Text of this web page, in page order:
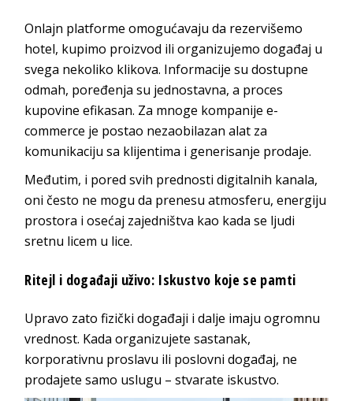
Onlajn platforme omogućavaju da rezervišemo
hotel, kupimo proizvod ili organizujemo događaj u
svega nekoliko klikova. Informacije su dostupne
odmah, poređenja su jednostavna, a proces
kupovine efikasan. Za mnoge kompanijee-
commerce je postao nezaobilazan alat za
komunikaciju sa klijentima i generisanje prodaje.
Međutim, i pored svih prednosti digitalnih kanala,
oni često ne mogu da prenesu atmosferu, energiju
prostora i osećaj zajedništva kao kada se ljudi
sretnu licem u lice.
Ritejl i događaji uživo: Iskustvo koje se pamti
Upravo zato fizički događaji i dalje imaju ogromnu
vrednost. Kada organizujete sastanak,
korporativnu proslavu ili poslovni događaj, ne
prodajete samo uslugu – stvarate iskustvo.